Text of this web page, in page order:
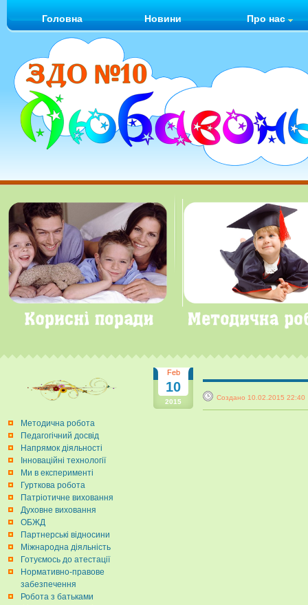
Головна Новини Про нас
Методична робота
Педагогічний досвід
Напрямок діяльності
Інноваційні технології
Ми в експерименті
Гурткова робота
Патріотичне виховання
Духовне виховання
ОБЖД
Партнерські відносини
Міжнародна діяльність
Готуємось до атестації
Нормативно-правове
забезпечення
Робота з батьками
Feb
10
2015
Создано 10.02.2015